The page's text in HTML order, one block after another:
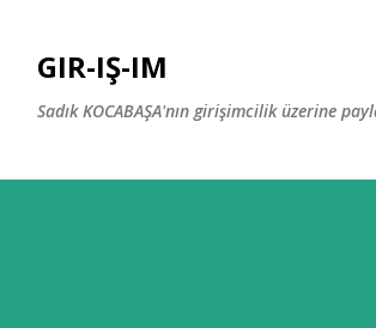
GIR-IŞ-IM
Sadık KOCABAŞA'nın girişimcilik üzerine